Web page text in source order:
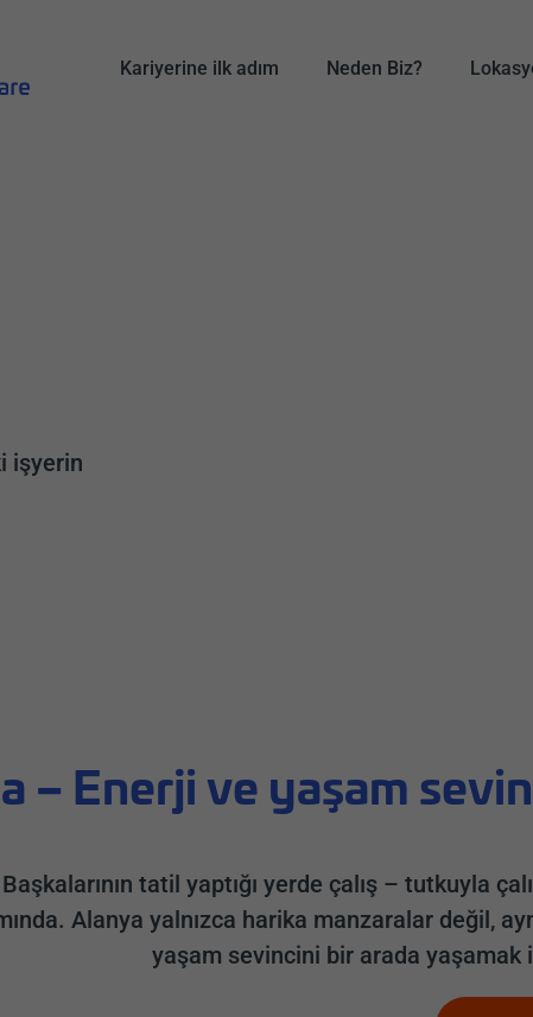
Kariyerine ilk adım Neden Biz?
işyerin
– Enerji ve yaşam
Başkalarının tatil yaptığı yerde çalış – tutkuyla
Alanya yalnızca harika manzaralar değil,
yaşam sevincini bir arada yaşamak